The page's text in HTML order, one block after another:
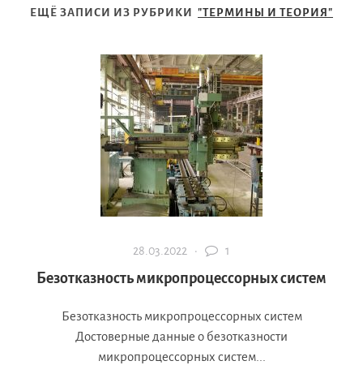
ЕЩЁ ЗАПИСИ ИЗ РУБРИКИ "ТЕРМИНЫ И ТЕОРИЯ"
28.03.2022 · 1
Безотказность микропроцессорных систем
Безотказность микропроцессорных систем
Достоверные данные о безотказности
микропроцессорных систем...